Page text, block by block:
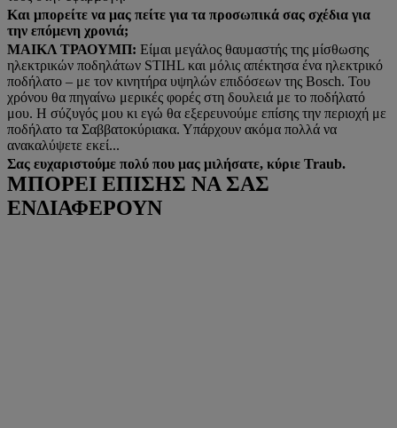
Και μπορείτε να μας πείτε για τα προσωπικά σας σχέδια για
την επόμενη χρονιά;
ΜΑΙΚΛ ΤΡΑΟΥΜΠ: Είμαι μεγάλος θαυμαστής της μίσθωσης
ηλεκτρικών ποδηλάτων STIHL και μόλις απέκτησα ένα ηλεκτρικό
ποδήλατο – με τον κινητήρα υψηλών επιδόσεων της Bosch. Του
χρόνου θα πηγαίνω μερικές φορές στη δουλειά με το ποδήλατό
μου. Η σύζυγός μου κι εγώ θα εξερευνούμε επίσης την περιοχή με
ποδήλατο τα Σαββατοκύριακα. Υπάρχουν ακόμα πολλά να
ανακαλύψετε εκεί...
Σας ευχαριστούμε πολύ που μας μιλήσατε, κύριε Traub.
ΜΠΟΡΕΙ ΕΠΙΣΗΣ ΝΑ ΣΑΣ
ΕΝΔΙΑΦΕΡΟΥΝ